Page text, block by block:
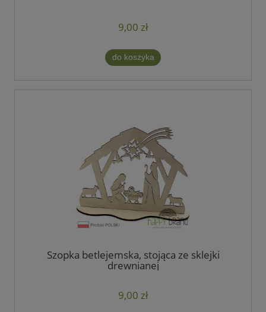
9,00 zł
do koszyka
Szopka betlejemska, stojąca ze sklejki
drewnianej
9,00 zł